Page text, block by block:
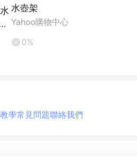
水壺架
Yahoo購物中心
0%
學常見問題聯絡我們